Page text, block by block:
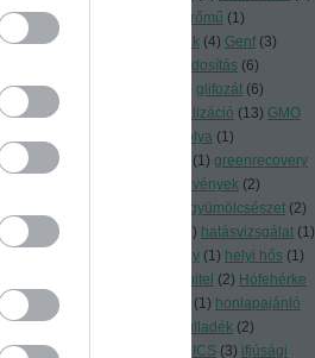
gáz
(8) gázerőmű (1)
gázkivezetés
gázvezeték (4) Genf (3)
génmódosítás (6)
génpiszka
glifozát (6)
globális akciónap
globalizáció (13) GMO
gólya (1)
gömörszőlős
(1) greenrecovery
gyógynövények (2)
gyümölcsészet (2)
gyümölcsfa
) hatásvizsgálat (1)
hellókarácsony (1) helyi hős (1)
hitel (2) Hófehérke
1 Hollandia (1) honlapajánló
hulladék (2)
hülyeség kora
ICS (3) ifjúsági